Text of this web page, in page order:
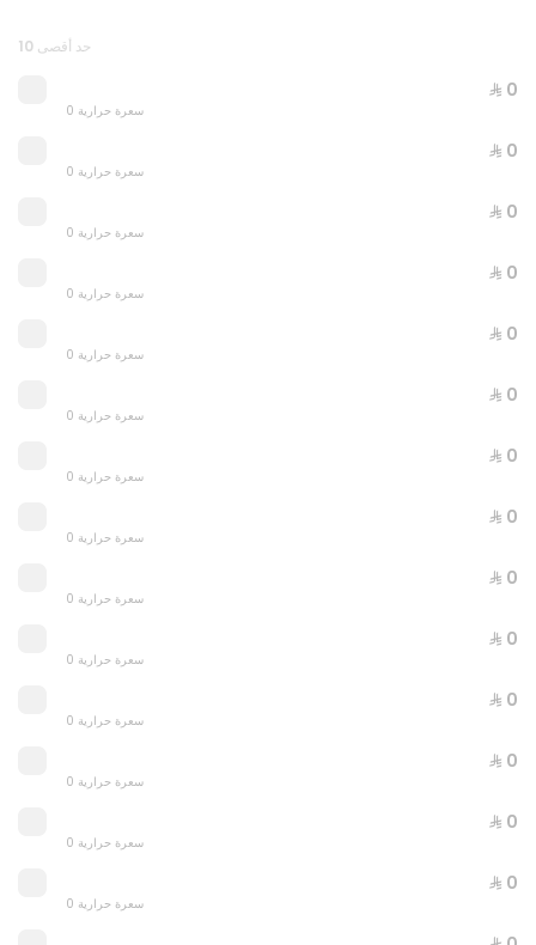
OFFER
FAMILY GATHERING OFFER
حد أقصى 10
⁨⁦‪‬ 0⁩
0 سعرة حرارية
⁨⁦‪‬ 0⁩
0 سعرة حرارية
⁨⁦‪‬ 0⁩
0 سعرة حرارية
⁨⁦‪‬ 0⁩
0 سعرة حرارية
⁨⁦‪‬ 0⁩
0 سعرة حرارية
⁨⁦‪‬ 0⁩
0 سعرة حرارية
⁨⁦‪‬ 0⁩
0 سعرة حرارية
⁨⁦‪‬ 0⁩
0 سعرة حرارية
⁨⁦‪‬ 0⁩
0 سعرة حرارية
⁨⁦‪‬ 0⁩
0 سعرة حرارية
⁨⁦‪‬ 0⁩
0 سعرة حرارية
⁨⁦‪‬ 0⁩
0 سعرة حرارية
⁨⁦‪‬ 0⁩
0 سعرة حرارية
⁨⁦‪‬ 0⁩
0 سعرة حرارية